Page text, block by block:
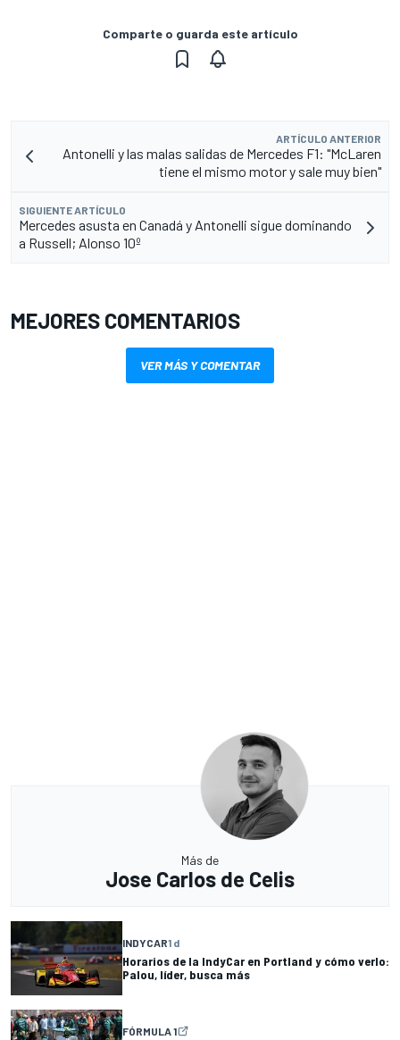
Comparte o guarda este artículo
ARTÍCULO ANTERIOR
Antonelli y las malas salidas de Mercedes F1: "McLaren
tiene el mismo motor y sale muy bien"
SIGUIENTE ARTÍCULO
Mercedes asusta en Canadá y Antonelli sigue dominando
a Russell; Alonso 10º
MEJORES COMENTARIOS
VER MÁS Y COMENTAR
Más de
Jose Carlos de Celis
INDYCAR1 d
Horarios de la IndyCar en Portland y cómo verlo:
Palou, líder, busca más
FÓRMULA 1